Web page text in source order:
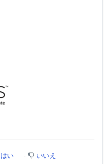
はい いいえ